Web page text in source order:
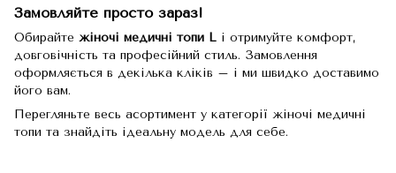
Замовляйте просто зараз!
Обирайте жіночі медичні топи L і отримуйте комфорт,
довговічність та професійний стиль. Замовлення
оформляється в декілька кліків – і ми швидко доставимо
його вам.
Перегляньте весь асортимент у категорії жіночі медичні
топи та знайдіть ідеальну модель для себе.